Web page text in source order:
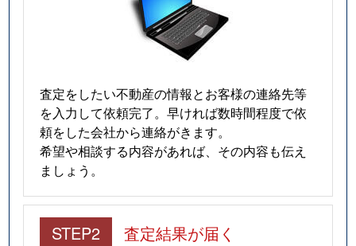
査定をしたい不動産の情報とお客様の連絡先等
を入力して依頼完了。早ければ数時間程度で依
頼をした会社から連絡がきます。
希望や相談する内容があれば、その内容も伝え
ましょう。
STEP2 査定結果が届く